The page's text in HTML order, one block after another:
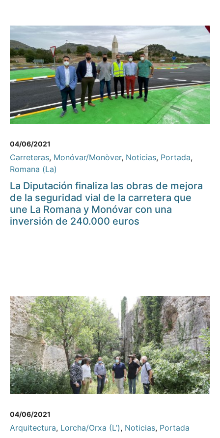
04/06/2021
Carreteras, Monóvar/Monòver, Noticias, Portada,
Romana (La)
La Diputación finaliza las obras de mejora
de la seguridad vial de la carretera que
une La Romana y Monóvar con una
inversión de 240.000 euros
04/06/2021
Arquitectura, Lorcha/Orxa (L’), Noticias, Portada